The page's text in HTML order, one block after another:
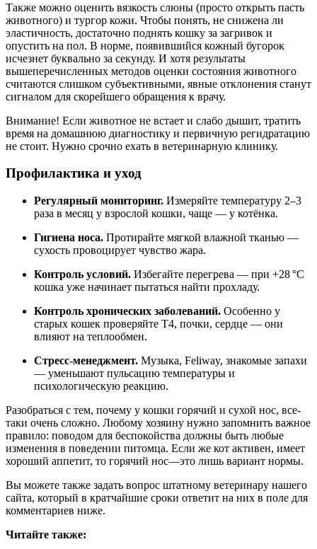
Также можно оценить вязкость слюны (просто открыть пасть
животного) и тургор кожи. Чтобы понять, не снижена ли
эластичность, достаточно поднять кошку за загривок и
опустить на пол. В норме, появившийся кожный бугорок
исчезнет буквально за секунду. И хотя результаты
вышеперечисленных методов оценки состояния животного
считаются слишком субъективными, явные отклонения станут
сигналом для скорейшего обращения к врачу.
Внимание! Если животное не встает и слабо дышит, тратить
время на домашнюю диагностику и первичную регидратацию
не стоит. Нужно срочно ехать в ветеринарную клинику.
Профилактика и уход
Регулярный мониторинг. Измеряйте температуру 2–3
раза в месяц у взрослой кошки, чаще — у котёнка.
Гигиена носа. Протирайте мягкой влажной тканью —
сухость провоцирует чувство жара.
Контроль условий. Избегайте перегрева — при +28 °C
кошка уже начинает пытаться найти прохладу.
Контроль хронических заболеваний. Особенно у
старых кошек проверяйте Т4, почки, сердце — они
влияют на теплообмен.
Стресс‑менеджмент. Музыка, Feliway, знакомые запахи
— уменьшают пульсацию температуры и
психологическую реакцию.
Разобраться с тем, почему у кошки горячий и сухой нос, все-
таки очень сложно. Любому хозяину нужно запомнить важное
правило: поводом для беспокойства должны быть любые
изменения в поведении питомца. Если же кот активен, имеет
хороший аппетит, то горячий нос—это лишь вариант нормы.
Вы можете также задать вопрос штатному ветеринару нашего
сайта, который в кратчайшие сроки ответит на них в поле для
комментариев ниже.
Читайте также: